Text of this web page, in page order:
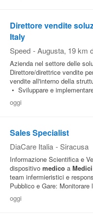
Direttore vendite
Italy
Speed - Augusta, 19 km
Azienda nel settore delle
Direttore/direttrice vendite
vendite all'interno della
• Sviluppare e
oggi
Sales Specialist
DiaCare Italia - Siracusa
Informazione Scientifica e
dispositivo medico a Medici
team infermieristici e
Pubblico e Gare:
oggi